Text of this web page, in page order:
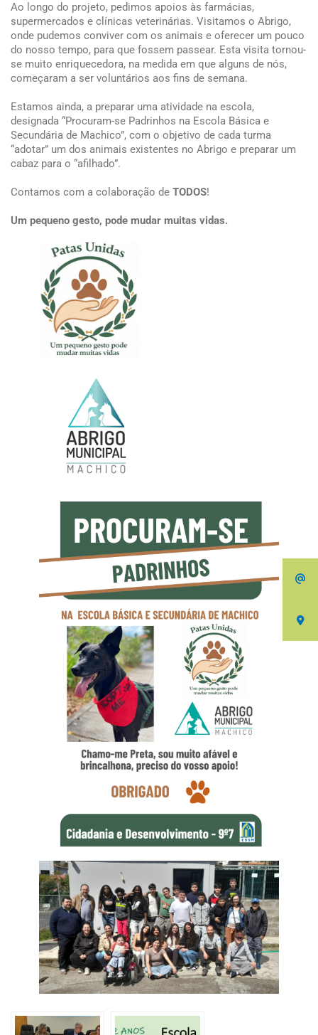
Ao longo do projeto, pedimos apoios às farmácias,
supermercados e clínicas veterinárias. Visitamos o Abrigo,
onde pudemos conviver com os animais e oferecer um pouco
do nosso tempo, para que fossem passear. Esta visita tornou-
se muito enriquecedora, na medida em que alguns de nós,
começaram a ser voluntários aos fins de semana.
Estamos ainda, a preparar uma atividade na escola,
designada “Procuram-se Padrinhos na Escola Básica e
Secundária de Machico”, com o objetivo de cada turma
“adotar” um dos animais existentes no Abrigo e preparar um
cabaz para o “afilhado”.
Contamos com a colaboração de TODOS!
Um pequeno gesto, pode mudar muitas vidas.